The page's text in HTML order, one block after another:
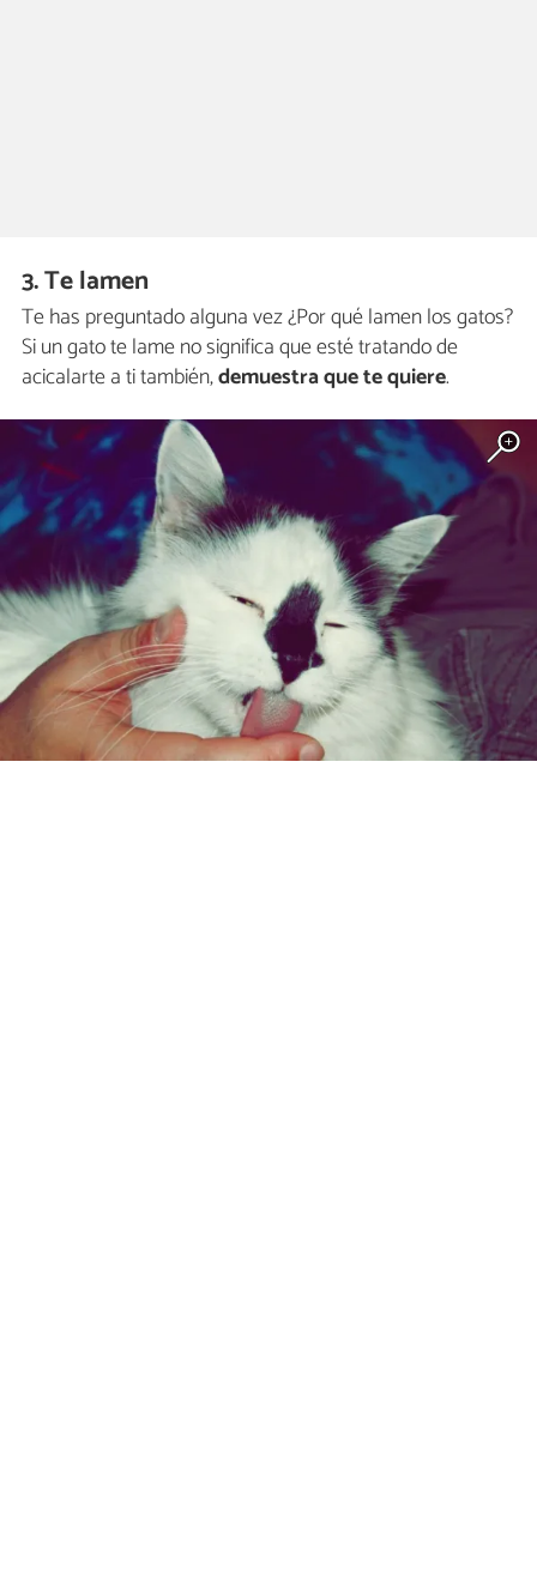
3. Te lamen
Te has preguntado alguna vez ¿Por qué lamen los gatos?
Si un gato te lame no significa que esté tratando de
acicalarte a ti también,demuestra quete quiere.